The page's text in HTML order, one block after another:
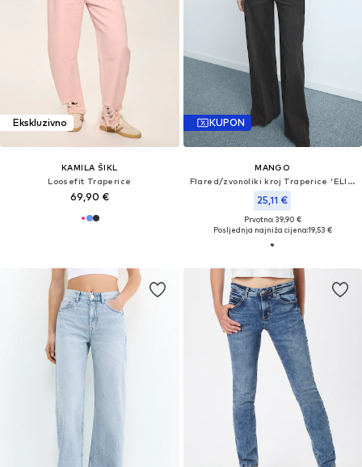
Ekskluzivno
KAMILA ŠIKL
Loosefit Traperice
69,90 €
KUPON
MANGO
Flared/zvonoliki kroj Traperice 'ELISE'
25,11 €
Prvotno: 39,90 €
Posljednja najniža cijena:19,53 €